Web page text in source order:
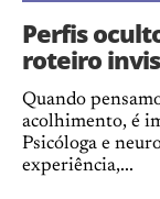
Perfis
roteiro
Quando
acolhimento, é
Psicóloga e
experiência,...